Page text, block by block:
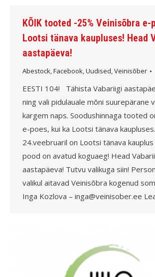
KÕIK tooted -25% Veinisõbra e-
Lootsi tänava kaupluses! Head
aastapäeva!
Abestock,Facebook,Uudised,Veinisõber
EESTI 104! Tähista Vabariigi
ning vali pidulauale mõni suurepärane
kargem naps. Soodushinnaga tooted
e-poes, kui ka Lootsi tänava kaupluses.
24.veebruaril on Lootsi tänava
pood on avatud koguaeg! Head
aastapäeva! Tutvu valikuga siin!
valikul aitavad Veinisõbra kogenud
Inga Kozlova – inga@veinisober.ee